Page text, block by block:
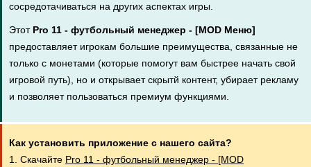
сосредотачиваться на других аспектах игры.
Этот Pro 11 - футбольный менеджер - [MOD Меню]
предоставляет игрокам большие преимущества, связанные не
только с монетами (которые помогут вам быстрее начать свой
игровой путь), но и открывает скрытй контент, убирает рекламу
и позволяет пользоваться премиум функциями.
Как установить приложение с нашего сайта?
1. Скачайте Pro 11 - футбольный менеджер - [MOD